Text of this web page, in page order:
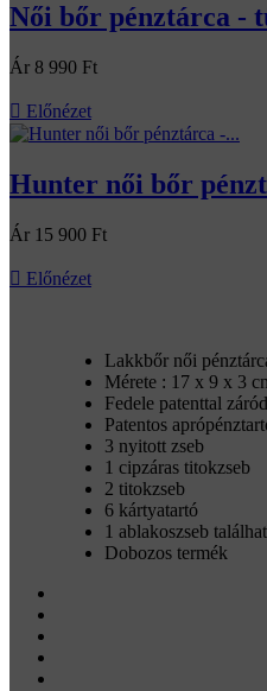
Női bőr pénztárca -
Ár 8 990 Ft
 Előnézet
Hunter női bőr
Ár 15 900 Ft
 Előnézet
Lakkbőr női
Mérete : 17 x 9 x 3
Fedele patenttal
Patentos
3 nyitott zseb
1 cipzáras titokzseb
2 titokzseb
6 kártyatartó
1 ablakoszseb
Dobozos termék